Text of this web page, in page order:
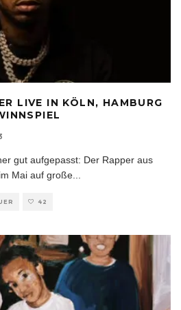
LIVE IN KÖLN, HAMBURG
gut aufgepasst: Der Rapper aus
Mai auf große...
42